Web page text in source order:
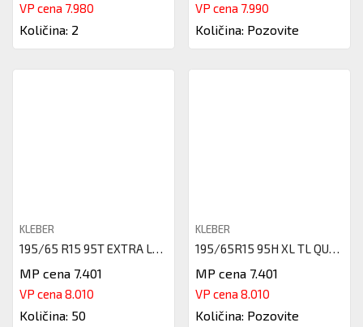
VP cena 7.980
Količina: 2
VP cena 7.990
Količina: Pozovite
KLEBER
195/65 R15 95T EXTRA LOAD TL K
MP cena 7.401
VP cena 8.010
Količina: 50
KLEBER
195/65R15 95H XL TL QUADRAXER
MP cena 7.401
VP cena 8.010
Količina: Pozovite